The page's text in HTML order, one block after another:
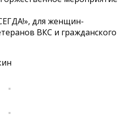
для женщин-
ВКС и гражданского